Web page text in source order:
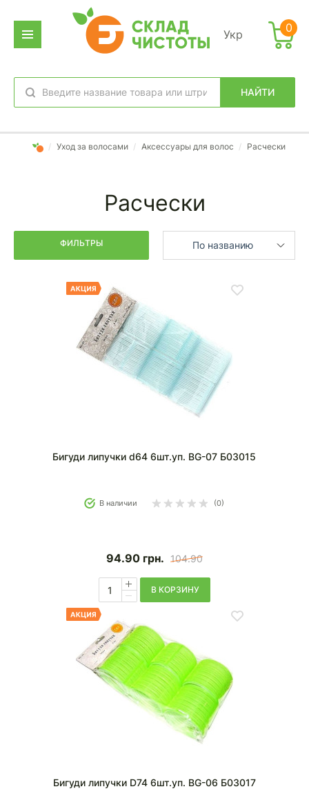
Укр
НАЙТИ
избранное вход
0
/ Уход за волосами / Аксессуары для волос / Расчески
Расчески
ФИЛЬТРЫ По названию
Бигуди липучки d64 6шт.уп. BG-07 Б03015
В наличии (0)
94.90 грн. 104.90
В КОРЗИНУ
Бигуди липучки D74 6шт.уп. BG-06 Б03017